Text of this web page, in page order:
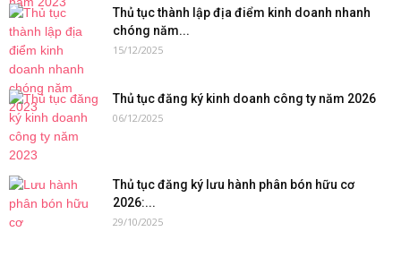
Thủ tục thành lập địa điểm kinh doanh nhanh
chóng năm...
15/12/2025
Thủ tục đăng ký kinh doanh công ty năm 2026
06/12/2025
Thủ tục đăng ký lưu hành phân bón hữu cơ
2026:...
29/10/2025